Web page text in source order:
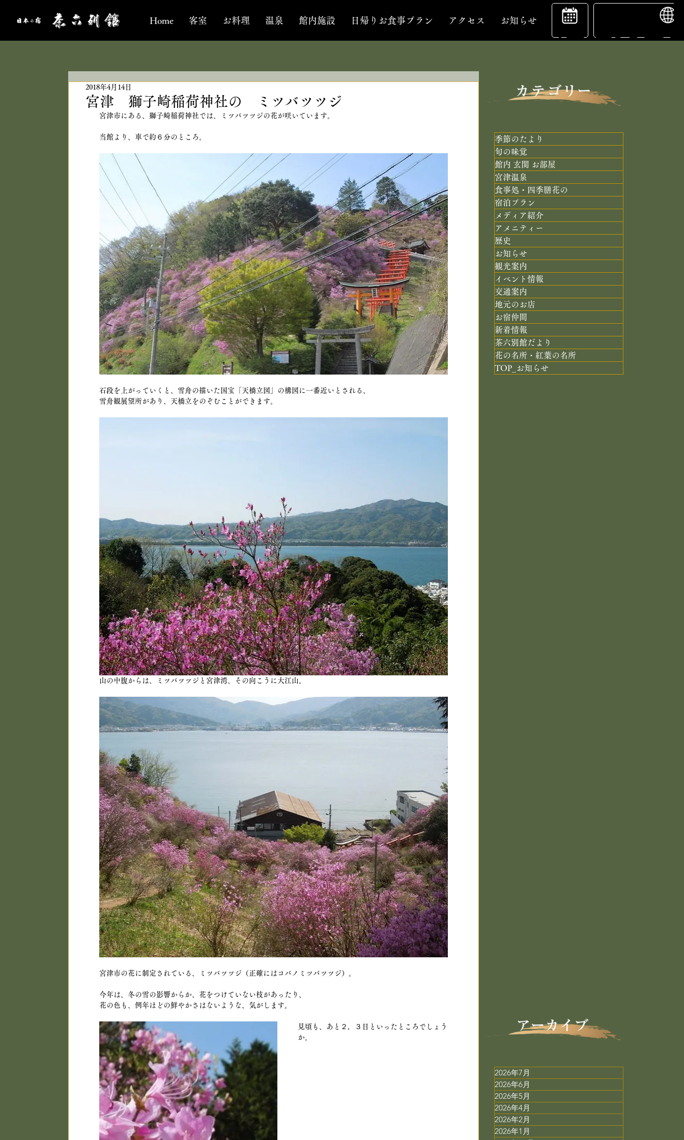
Home 客室 お料理 温泉 館内施設 日帰りお食事プラン アクセス お知らせ
宿
泊
予
約
宮津 獅子崎稲荷神社の ミツバツツジ
2018年4月14日
宮津市にある、獅子崎稲荷神社では、ミツバツツジの花が咲いています。
当館より、車で約６分のところ。
石段を上がっていくと、雪舟の描いた国宝「天橋立図」の構図に一番近いとされる、
雪舟観展望所があり、天橋立をのぞむことができます。
山の中腹からは、ミツバツツジと宮津湾、その向こうに大江山。
宮津市の花に制定されている、ミツバツツジ（正確にはコバノミツバツツジ）。
今年は、冬の雪の影響からか、花をつけていない枝があったり、
花の色も、例年ほどの鮮やかさはないような、気がします。
見頃も、あと２，３日といったところでしょう
か。
2026年7月
2026年6月
2026年5月
2026年4月
2026年2月
2026年1月
季節のたより
旬の味覚
館内 玄関 お部屋
宮津温泉
食事処・四季膳花の
宿泊プラン
メディア紹介
アメニティー
歴史
お知らせ
観光案内
イベント情報
交通案内
地元のお店
お宿仲間
新着情報
茶六別館だより
花の名所・紅葉の名所
TOP_お知らせ